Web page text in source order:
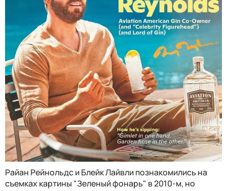
Райан Рейнольдс и Блейк Лайвли познакомились на
съемках картины "Зеленый фонарь" в 2010-м, но